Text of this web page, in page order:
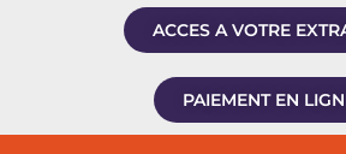
ACCES A VOTRE
PAIEMENT EN